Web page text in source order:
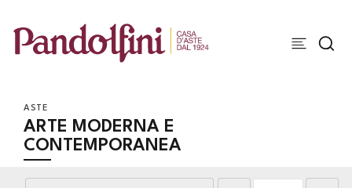
ASTE
ARTE MODERNA E
CONTEMPORANEA